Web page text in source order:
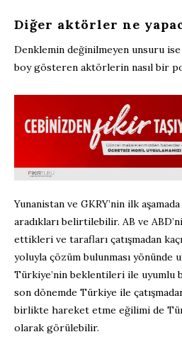
Diğer aktörler ne
Denklemin değinilmeyen unsuru ise
boy gösteren aktörlerin nasıl bir
Yunanistan ve GKRY’nin ilk
aradıkları belirtilebilir. AB ve
ettikleri ve tarafları çatışmadan
yoluyla çözüm bulunması yönünde
Türkiye’nin beklentileri ile uyumlu
son dönemde Türkiye ile
birlikte hareket etme eğilimi de
olarak görülebilir.